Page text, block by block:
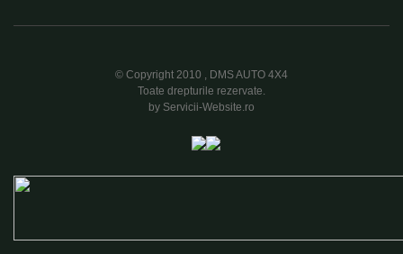
© Copyright 2010 , DMS AUTO 4X4
Toate drepturile rezervate.
by Servicii-Website.ro